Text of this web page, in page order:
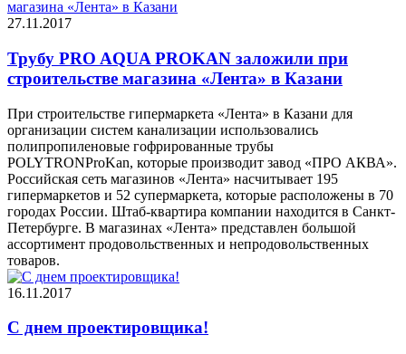
27.11.2017
Трубу PRO AQUA PROKAN заложили при
строительстве магазина «Лента» в Казани
При строительстве гипермаркета «Лента» в Казани для
организации систем канализации использовались
полипропиленовые гофрированные трубы
POLYTRONProKan, которые производит завод «ПРО АКВА».
Российская сеть магазинов «Лента» насчитывает 195
гипермаркетов и 52 супермаркета, которые расположены в 70
городах России. Штаб-квартира компании находится в Санкт-
Петербурге. В магазинах «Лента» представлен большой
ассортимент продовольственных и непродовольственных
товаров.
16.11.2017
С днем проектировщика!